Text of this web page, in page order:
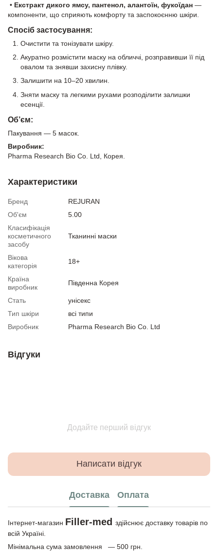
• Екстракт дикого ямсу, пантенол, алантоїн, фукоїдан —
компоненти, що сприяють комфорту та заспокоєнню шкіри.
Спосіб застосування:
Очистити та тонізувати шкіру.
Акуратно розмістити маску на обличчі, розправивши її під
овалом та знявши захисну плівку.
Залишити на 10–20 хвилин.
Зняти маску та легкими рухами розподілити залишки
есенції.
Об’єм:
Пакування — 5 масок.
Виробник:
Pharma Research Bio Co. Ltd, Корея.
Характеристики
Бренд
REJURAN
Об'єм
5.00
Класифікація
косметичного
засобу
Тканинні маски
Вікова
категорія
18+
Країна
виробник
Південна Корея
Стать
унісекс
Тип шкіри
всі типи
Виробник
Pharma Research Bio Co. Ltd
Відгуки
Додайте перший відгук
Написати відгук
Доставка Оплата
Інтернет-магазин Filler-med здійснює доставку товарів по
всій Україні.
Мінімальна сума замовлення — 500 грн.